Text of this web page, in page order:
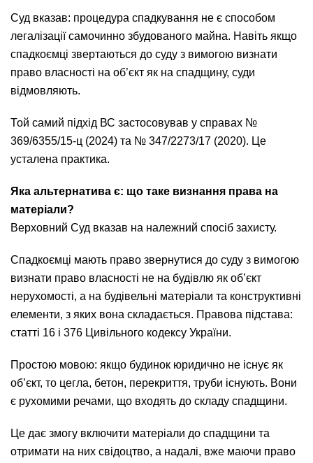
Суд вказав: процедура спадкування не є способом
легалізації самочинно збудованого майна. Навіть якщо
спадкоємці звертаються до суду з вимогою визнати
право власності на об’єкт як на спадщину, суди
відмовляють.
Той самий підхід ВС застосовував у справах №
369/6355/15-ц (2024) та № 347/2273/17 (2020). Це
усталена практика.
Яка альтернатива є: що таке визнання права на
матеріали?
Верховний Суд вказав на належний спосіб захисту.
Спадкоємці мають право звернутися до суду з вимогою
визнати право власності не на будівлю як об’єкт
нерухомості, а на будівельні матеріали та конструктивні
елементи, з яких вона складається. Правова підстава:
статті 16 і 376 Цивільного кодексу України.
Простою мовою: якщо будинок юридично не існує як
об’єкт, то цегла, бетон, перекриття, труби існують. Вони
є рухомими речами, що входять до складу спадщини.
Це дає змогу включити матеріали до спадщини та
отримати на них свідоцтво, а надалі, вже маючи право